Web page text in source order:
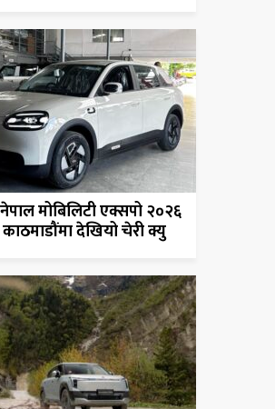
मोबिलिटी एक्सपो २०२६
देखियो चेरी क्यु